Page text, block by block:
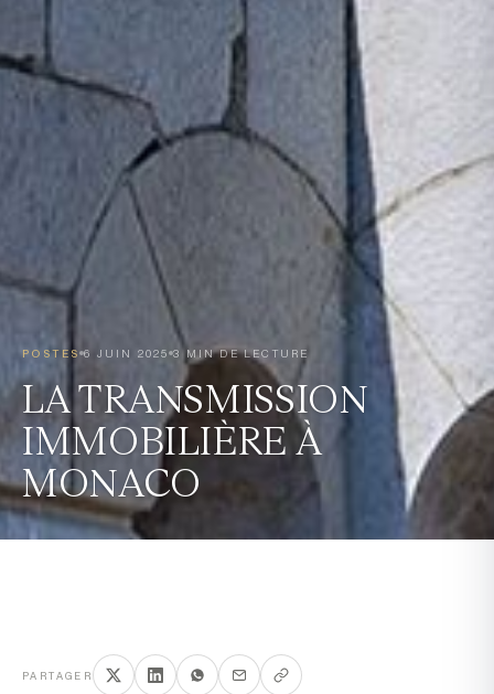
POSTES 6 JUIN 2025 3 MIN DE LECTURE
LA TRANSMISSION
IMMOBILIÈRE À
MONACO
PARTAGER